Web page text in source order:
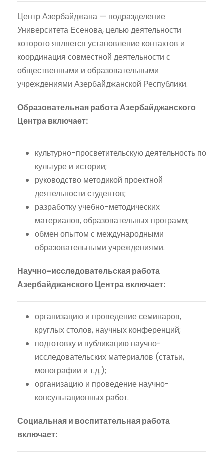
Центр Азербайджана — подразделение
Университета Есенова, целью деятельности
которого является установление контактов и
координация совместной деятельности с
общественными и образовательными
учреждениями Азербайджанской Республики.
Образовательная работа Азербайджанского
Центра включает:
культурно-просветительскую деятельность по
культуре и истории;
руководство методикой проектной
деятельности студентов;
разработку учебно-методических
материалов, образовательных программ;
обмен опытом с международными
образовательными учреждениями.
Научно-исследовательская работа
Азербайджанского Центра включает:
организацию и проведение семинаров,
круглых столов, научных конференций;
подготовку и публикацию научно-
исследовательских материалов (статьи,
монографии и т.д.);
организацию и проведение научно-
консультационных работ.
Социальная и воспитательная работа
включает: